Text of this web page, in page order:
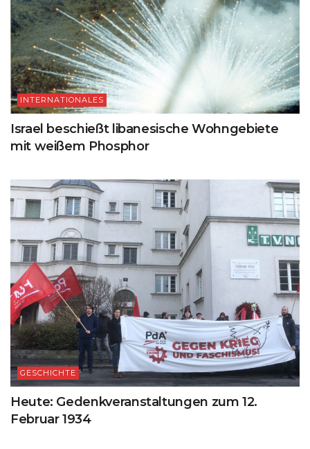
INTERNATIONALES
Israel beschießt libanesische Wohngebiete
mit weißem Phosphor
GESCHICHTE
Heute: Gedenkveranstaltungen zum 12.
Februar 1934